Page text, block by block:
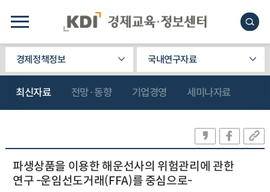
경제정책정보 국내연구자료
최신자료 전망·동향 기업경영 세미나자료
파생상품을 이용한 해운선사의 위험관리에 관한
연구 -운임선도거래(FFA)를 중심으로-